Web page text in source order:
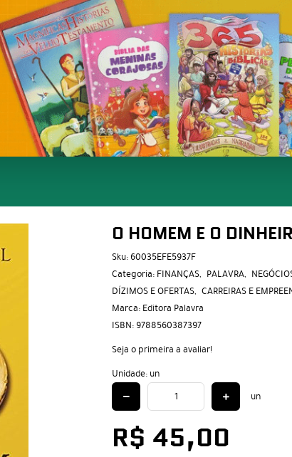
O HOMEM E O
Sku: 60035EFE5937F
Categoria: FINANÇAS PALAVRA
DÍZIMOS E OFERTAS CARREIRAS E
Marca: Editora Palavra
ISBN: 9788560387397
Seja o primeira a avaliar!
Unidade: un
un
R$ 45,00